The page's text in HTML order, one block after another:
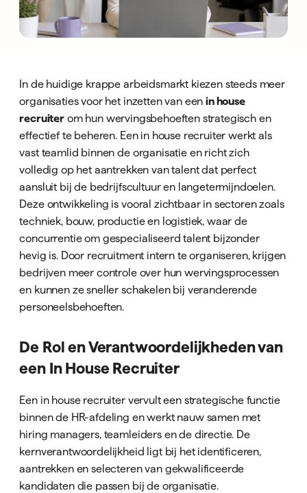
In de huidige krappe arbeidsmarkt kiezen steeds meer
organisaties voor het inzetten van eenin house
recruiterom hun wervingsbehoeften strategisch en
effectief te beheren. Een in house recruiter werkt als
vast teamlid binnen de organisatie en richt zich
volledig op het aantrekken van talent dat perfect
aansluit bij de bedrijfscultuur en langetermijndoelen.
Deze ontwikkeling is vooral zichtbaar in sectoren zoals
techniek, bouw, productie en logistiek, waar de
concurrentie om gespecialiseerd talent bijzonder
hevig is. Door recruitment intern te organiseren, krijgen
bedrijven meer controle over hun wervingsprocessen
en kunnen ze sneller schakelen bij veranderende
personeelsbehoeften.
De Rol en Verantwoordelijkheden van
een In House Recruiter
Een in house recruiter vervult een strategische functie
binnen de HR-afdeling en werkt nauw samen met
hiring managers, teamleiders en de directie. De
kernverantwoordelijkheid ligt bij het identificeren,
aantrekken en selecteren van gekwalificeerde
kandidaten die passen bij de organisatie.